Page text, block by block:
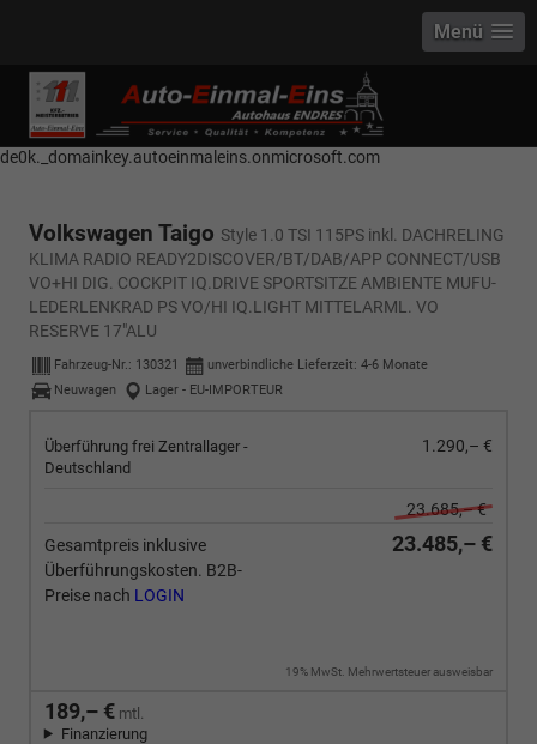
------------ Host Name : selector1._domainkey Points to address or value:
selector1-aee-de0k._domainkey.autoeinmaleins.onmicrosoft.com Host
Name : selector2._domainkey Points to address or value: selector2-aee-
de0k._domainkey.autoeinmaleins.onmicrosoft.com
Menü
Volkswagen Taigo Style 1.0 TSI 115PS inkl. DACHRELING
KLIMA RADIO READY2DISCOVER/BT/DAB/APP CONNECT/USB
VO+HI DIG. COCKPIT IQ.DRIVE SPORTSITZE AMBIENTE MUFU-
LEDERLENKRAD PS VO/HI IQ.LIGHT MITTELARML. VO
RESERVE 17"ALU
Fahrzeug-Nr.: 130321
unverbindliche Lieferzeit: 4-6 Monate
Neuwagen
Lager - EU-IMPORTEUR
Überführung frei Zentrallager -
Deutschland
1.290,– €
23.685,– €
Gesamtpreis inklusive
Überführungskosten. B2B-
Preise nach LOGIN
23.485,– €
19% MwSt. Mehrwertsteuer ausweisbar
189,– € mtl.
Finanzierung